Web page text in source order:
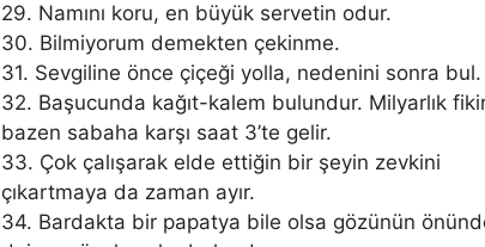
29. Namını koru, en büyük servetin odur.
30. Bilmiyorum demekten çekinme.
31. Sevgiline önce çiçeği yolla, nedenini sonra bul.
32. Başucunda kağıt-kalem bulundur. Milyarlık
bazen sabaha karşı saat 3’te gelir.
33. Çok çalışarak elde ettiğin bir şeyin zevkini
çıkartmaya da zaman ayır.
34. Bardakta bir papatya bile olsa gözünün